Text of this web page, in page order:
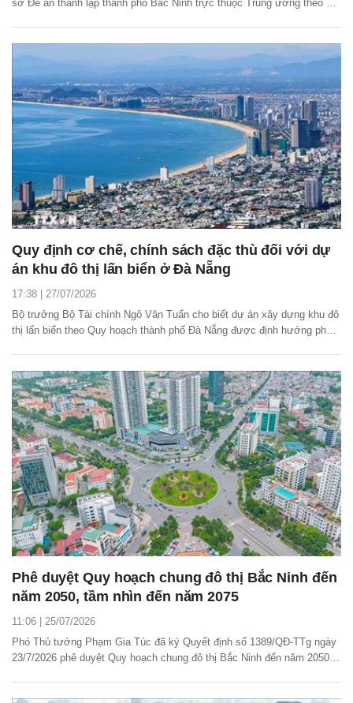
sơ Đề án thành lập thành phố Bắc Ninh trực thuộc Trung ương theo đề
Quy định cơ chế, chính sách đặc thù đối với dự
án khu đô thị lấn biển ở Đà Nẵng
17:38 | 27/07/2026
Bộ trưởng Bộ Tài chính Ngô Văn Tuấn cho biết dự án xây dựng khu đô
thị lấn biển theo Quy hoạch thành phố Đà Nẵng được định hướng phát
Phê duyệt Quy hoạch chung đô thị Bắc Ninh đến
năm 2050, tầm nhìn đến năm 2075
11:06 | 25/07/2026
Phó Thủ tướng Phạm Gia Túc đã ký Quyết định số 1389/QĐ-TTg ngày
23/7/2026 phê duyệt Quy hoạch chung đô thị Bắc Ninh đến năm 2050,